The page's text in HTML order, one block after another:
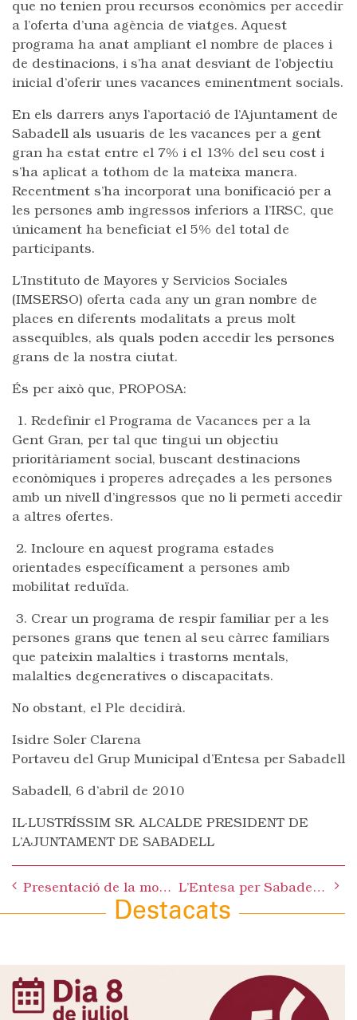
que no tenien prou recursos econòmics per accedir
a l’oferta d’una agència de viatges. Aquest
programa ha anat ampliant el nombre de places i
de destinacions, i s’ha anat desviant de l’objectiu
inicial d’oferir unes vacances eminentment socials.
En els darrers anys l’aportació de l’Ajuntament de
Sabadell als usuaris de les vacances per a gent
gran ha estat entre el 7% i el 13% del seu cost i
s’ha aplicat a tothom de la mateixa manera.
Recentment s’ha incorporat una bonificació per a
les persones amb ingressos inferiors a l’IRSC, que
únicament ha beneficiat el 5% del total de
participants.
L’Instituto de Mayores y Servicios Sociales
(IMSERSO) oferta cada any un gran nombre de
places en diferents modalitats a preus molt
assequibles, als quals poden accedir les persones
grans de la nostra ciutat.
És per això que, PROPOSA:
1. Redefinir el Programa de Vacances per a la
Gent Gran, per tal que tingui un objectiu
prioritàriament social, buscant destinacions
econòmiques i properes adreçades a les persones
amb un nivell d’ingressos que no li permeti accedir
a altres ofertes.
2. Incloure en aquest programa estades
orientades específicament a persones amb
mobilitat reduïda.
3. Crear un programa de respir familiar per a les
persones grans que tenen al seu càrrec familiars
que pateixin malalties i trastorns mentals,
malalties degeneratives o discapacitats.
No obstant, el Ple decidirà.
Isidre Soler Clarena
Portaveu del Grup Municipal d’Entesa per Sabadell
Sabadell, 6 d’abril de 2010
IL·LUSTRÍSSIM SR. ALCALDE PRESIDENT DE
L’AJUNTAMENT DE SABADELL
navigation
Presentació de la moció de l’Entesa per redefinir amb criteris socials el programa de Vacances de la Gent Gran L’Entesa per Sabadell dóna suport a la manifestació contra l’atur, la precarietat i l’exclusió social
Destacats